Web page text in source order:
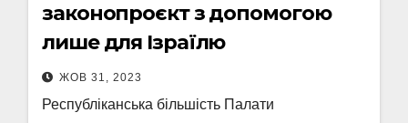
законопроєкт з допомогою
лише для Ізраїлю
ЖОВ 31, 2023
Республіканська більшість Палати